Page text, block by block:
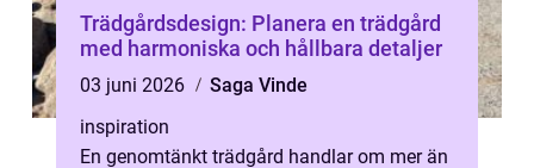
Trädgårdsdesign: Planera en trädgård
med harmoniska och hållbara detaljer
03 juni 2026
Saga Vinde
inspiration
En genomtänkt trädgård handlar om mer än